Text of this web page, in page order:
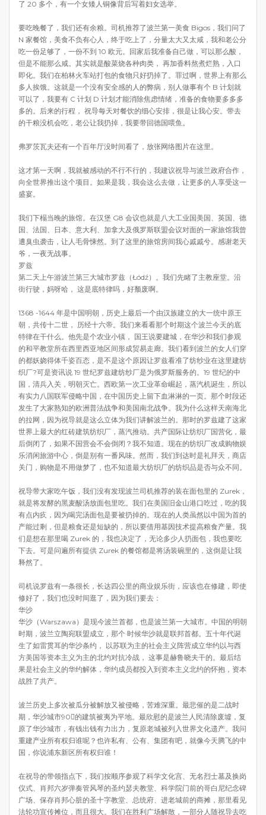
了 20 多个，有一个女矮人铜像背后写着妇女选举。
要吃晚餐了，我们还有余粮。司机推荐了波兰第一美食 Bigos，我们问了
N 家餐馆，美食不负有心人，终于吃上了，分量太大又太咸，我和老公分
吃一份足够了，一份不到 10 欧元。回家后我准备自己做，可以那么酸，
但是不能那么咸。其实就是酸菜烧各种肉类， 再加香料熬煮烂熟，入口
即化。我们在柏林火车站打包的食物只好扔掉了。罪过啊，世界上有那么
多人挨饿。这就是一个没有安全感的人的弊病，别人做事有个 B 计划就
可以了，我要有 C 计划 D 计划才能消除焦虑情绪，准备的食物要多多多
多的。后来的行程， 祝导每天对餐饮的细心安排，很是让我心安。带去
的干粮没机会吃，老公让我扔掉，我要带回德国喂鱼。
弗罗茨瓦夫还有一个百年厅没时间看了，放张网络图片在这里。
这才第一天啊，我就被感动的不行不行的，我建议祝导与波兰政府合作，
向全世界推出这个项目。如果是我，我会这么去做，让更多的人享受这一
盛宴。
我们下榻当晚的旅馆。在汉堡 G8 会议也就是八大工业国美国、英国、德
国、法国、日本、意大利、加拿大及俄罗斯联盟会议对面的一家旅馆我曾
遭臭虫袭击，让人毛骨悚然。到了这里的旅馆房间我心戚戚兮。感谢老天
爷，一夜无战事。
罗兹
第二天上午游波兰第三大城市罗兹（Łódź）。我们先睹了主教座堂。沿
街行驶，妈呀哈， 这是底特律吗，好颓废啊。
1368 -1644 年是中国明朝，历史上最后一个由汉族建立的大一统中原王
朝，共传十二世， 历经十六帝。我们来看看那个时期这个波兰今天的底
特律在干什么。他先是个农业小镇， 国王说要建城，在华沙和我们参观
的和平教堂所在西里西亚地区间形成贸易走廊。我们看到波兰的女人们穿
的都妖娆得体千姿百态，是不是这个原因让罗兹看准了纺纱业在这里建纺
织厂?可是资讯说 19 世纪罗兹建纺纱厂是为俄罗斯服务的。19 世纪的中
国，清兵入关，明朝灭亡。西欧第一次工业革命崛起，蒸汽机诞生，所以
有实力八国联军侵略中国，在中国历史上留下血淋淋的一页。那个时段还
发生了大家熟知的欧洲普法战争和美国南北战争。我为什么这样天南海北
的拉网，因为祝导就是这么立体为我们讲解波兰的。那时的罗兹建了这家
世界上最大的红砖建筑纺织厂，蒸汽推动。共产国际让纺织厂国营化，最
后倒闭了，如果不国营会不会倒闭？我不知道。现在的纺织厂改成购物娱
乐消闲旅游中心，倒是别有一番风味。然而，我们到达时是礼拜天，商店
关门，购物是不用做梦了，也不知道最大纺织厂的纺织品是否与众不同。
祝导带大家吃午饭，我们没有发现波兰司机推荐的装在面包里的 Zurek，
就是将发酵的黑麦酸汤放面包里吃。我们在美国旧金山港口吃过，吃的我
有点内疚，因为喝完汤面包是要被扔掉的。现在的人类虽然以中国为首的
产能过剩，但是粮食还是短缺的，所以要借用基因技术提高粮食产量。我
们是想在那里喝 Zurek 的，我也决定了，无论多少人扔面包，我也要吃
下去。可是问遍所有提供 Zurek 的餐馆都是将汤装碗里的，这倒是让我
释然了。
司机说罗兹有一条很长，长达四公里的商业娱乐街，应该也在修建，即使
修好了，我们也没时间逛了，因为我们要去：
华沙
华沙（Warszawa）是现今波兰首都，也是波兰第一大城市。中国的明朝
时期，波兰立陶宛联盟成立，那个·时候华沙就是联邦首都。五十年代诞
生了如雷贯耳的华沙条约， 以苏联为主的社会主义阵营成立华约以与西
方美国等资本主义为主的北约对抗冷战， 这事是赫鲁晓夫干的。最后结
果是社会主义的华约解体，华约成员都投入到资本主义北约的怀抱，资本
战胜了共产。
波兰历史上多次被瓜分被解放又被侵略，苦难深重。最悲催的是二战时
期，华沙城市90的建筑被夷为平地。最欣慰的是波兰人民清除废墟，复
原了华沙城市，有钱出钱有力出力，复原老城被列入世界文化遗产。我问
重建产业所有权归谁呢？也许私有、公有、集团有吧，就像今天腾飞的中
国，你说浦东新区所有权归谁！
在祝导的带领指点下，我们按顺序参观了科学文化宫、无名烈士墓及换岗
仪式、肖邦六岁弹奏管风琴的圣约瑟夫教堂、科学院门前的哥白尼纪念碑
广场、保存肖邦心脏的圣十字教堂、总统府、进老城前的商摊，那里看见
法轮功宣传摊位，而且很大。我们在胜利广场解散，一部分人随祝导去吃